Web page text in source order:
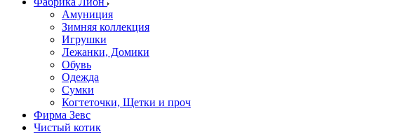
Амуниция
Зимняя коллекция
Игрушки
Лежанки, Домики
Обувь
Одежда
Сумки
Когтеточки, Щетки и проч
Фирма Зевс
Чистый котик